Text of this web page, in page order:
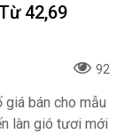
42,69
92
giá bán cho mẫu
làn gió tươi mới